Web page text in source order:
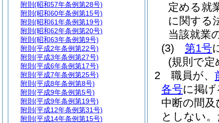
定める就
に関する
当該就業
(3)
第1号
(規則で
2
職員が、
各号に掲
中断の間
としない。
附則 (昭和57年条例第28号)
附則 (昭和60年条例第15号)
附則 (昭和61年条例第19号)
附則 (昭和62年条例第20号)
附則 (昭和63年条例第9号)
附則 (平成2年条例第22号)
附則 (平成3年条例第27号)
附則 (平成6年条例第17号)
附則 (平成7年条例第25号)
附則 (平成8年条例第8号)
附則 (平成9年条例第5号)
附則 (平成9年条例第19号)
附則 (平成12年条例第31号)
附則 (平成14年条例第15号)